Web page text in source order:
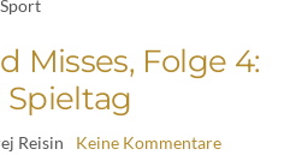
Sport
Misses, Folge 4:
Spieltag
Reisin Keine Kommentare